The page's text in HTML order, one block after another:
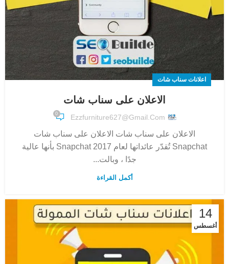
اعلانات سناب شات
الاعلان على سناب شات
Ezzfurniture627@gmail.com
0
الاعلان على سناب شات الاعلان على سناب شات
Snapchat تُقدّر عائداتها لعام 2017 Snapchat بأنها عالية
جدًا ، وبالت...
أكمل القراءة
14
أغسطس